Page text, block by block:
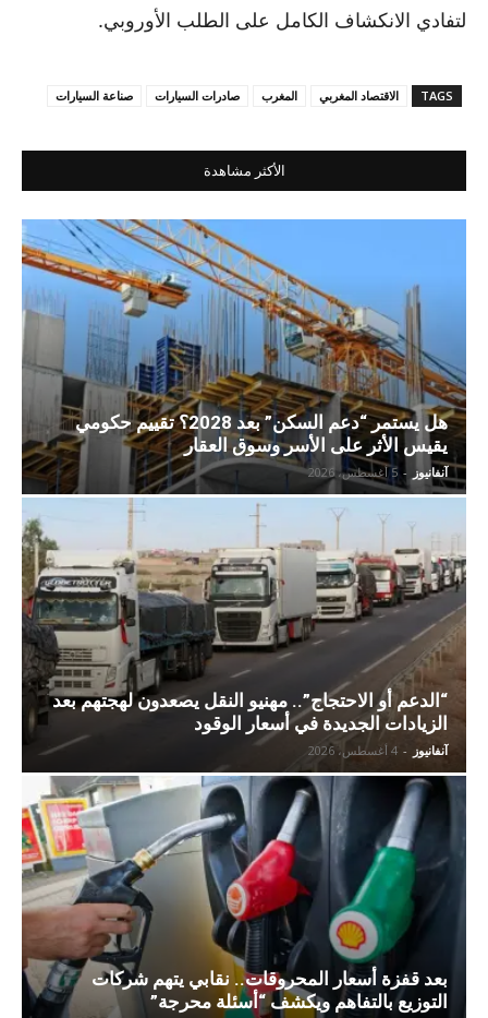
لتفادي الانكشاف الكامل على الطلب الأوروبي.
TAGS الاقتصاد المغربي المغرب صادرات السيارات صناعة السيارات
الأكثر مشاهدة
هل يستمر “دعم السكن” بعد 2028؟ تقييم حكومي
يقيس الأثر على الأسر وسوق العقار
آنفانيوز - 5 أغسطس، 2026
“الدعم أو الاحتجاج”.. مهنيو النقل يصعدون لهجتهم بعد
الزيادات الجديدة في أسعار الوقود
آنفانيوز - 4 أغسطس، 2026
بعد قفزة أسعار المحروقات.. نقابي يتهم شركات
التوزيع بالتفاهم ويكشف “أسئلة محرجة”